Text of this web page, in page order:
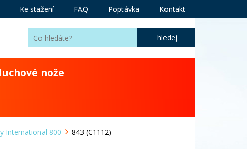
Ke stažení FAQ Poptávka Kontakt
nože
International 800 843 (C1112)